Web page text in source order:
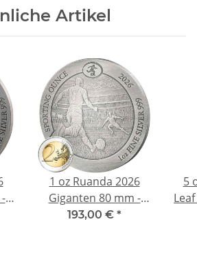
-
Artikel
1 oz Ruanda 2026
Giganten 80 mm -
Antique - FUSSBALL -
193,00 € *
5